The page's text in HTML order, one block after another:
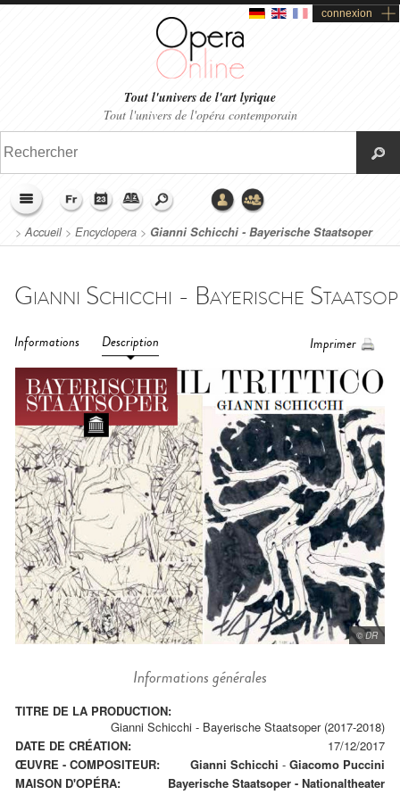
connexion
Tout l'univers de l'art lyrique
Tout l'univers de l'opéra contemporain
>Accueil> Encyclopera > Gianni Schicchi - Bayerische Staatsoper
(2017-2018)
Informations Description Imprimer
© DR
Informations générales
TITRE DE LA PRODUCTION:
Gianni Schicchi - Bayerische Staatsoper (2017-2018)
DATE DE CRÉATION:
17/12/2017
ŒUVRE - COMPOSITEUR:
Gianni Schicchi - Giacomo Puccini
MAISON D'OPÉRA:
Bayerische Staatsoper - Nationaltheater